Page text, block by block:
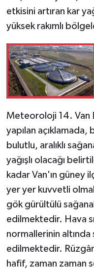
etkisini artıran kar
yüksek rakımlı
Meteoroloji 14. Van
yapılan
bulutlu, aralıklı
yağışlı olacağı
kadar Van'ın güney
yer yer kuvvetli
gök gürültülü
edilmektedir. Hava
normallerinin
edilmektedir.
hafif, zaman zaman